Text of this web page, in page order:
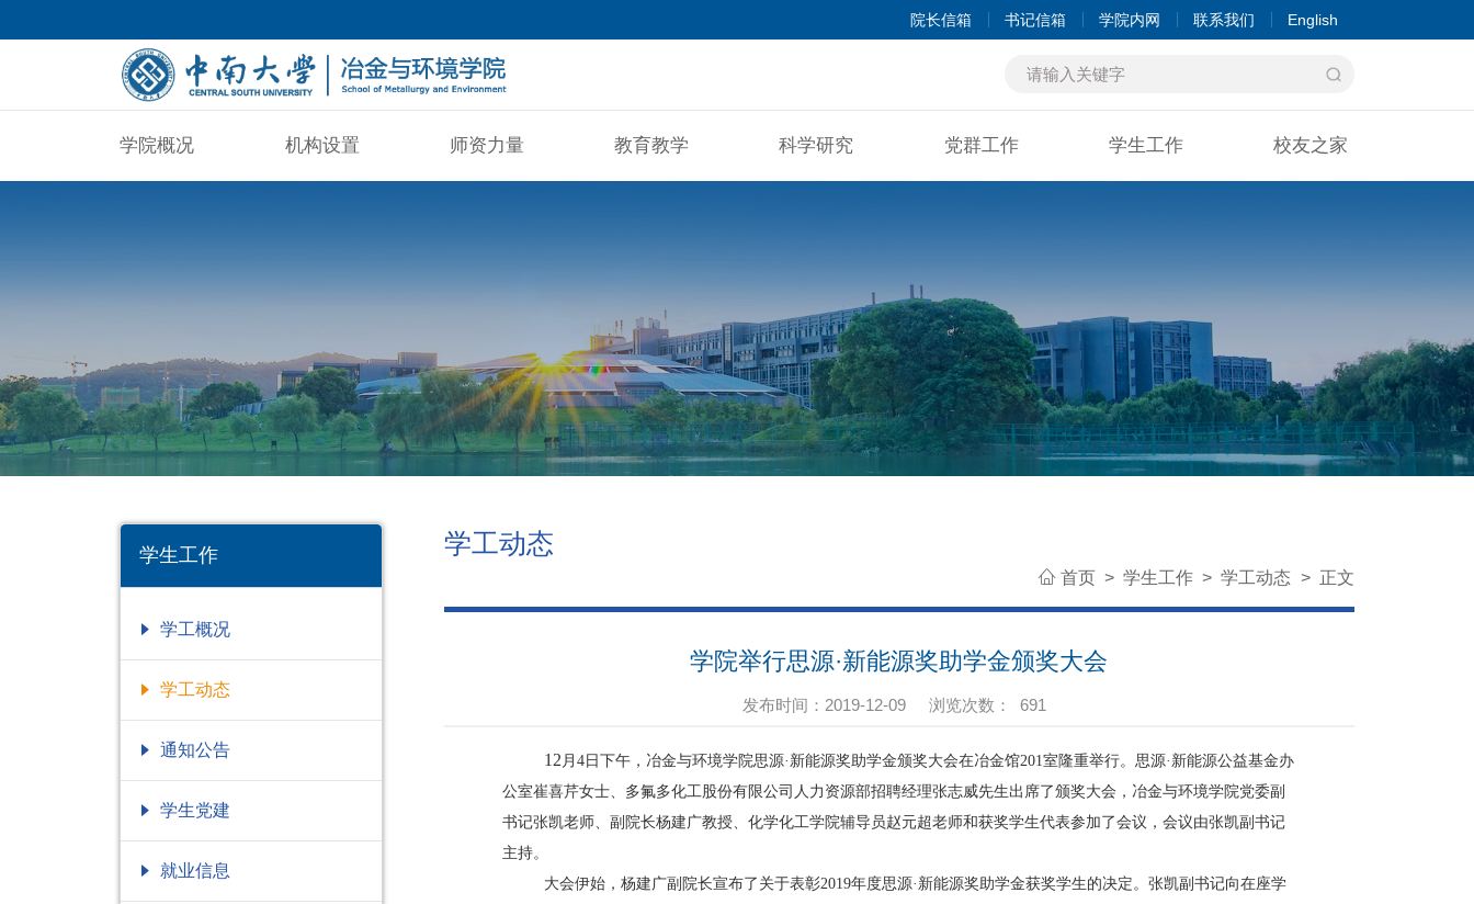
院长信箱 书记信箱 学院内网 联系我们 English
学院概况 机构设置 师资力量 教育教学 科学研究 党群工作 学生工作 校友之家
学生工作
学工概况
学工动态
通知公告
学生党建
就业信息
学工动态
首页 > 学生工作 > 学工动态 > 正文
学院举行思源·新能源奖助学金颁奖大会
发布时间：2019-12-09 浏览次数： 691
12 月 4日下午，冶金与环境学院思源·新能源奖助学金颁奖大会在冶金馆201 室隆重举行。思源·新能源公益基金办
公室崔喜芹女士、多氟多化工股份有限公司人力资源部招聘经理张志威先生出席了颁奖大会，冶金与环境学院党委副
书记张凯老师、副院长杨建广教授、化学化工学院辅导员赵元超老师和获奖学生代表参加了会议，会议由张凯副书记
主持。
大会伊始，杨建广副院长宣布了关于表彰2019年度思源·新能源奖助学金获奖学生的决定。张凯副书记向在座学